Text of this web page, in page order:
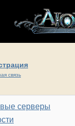
связь
серверы